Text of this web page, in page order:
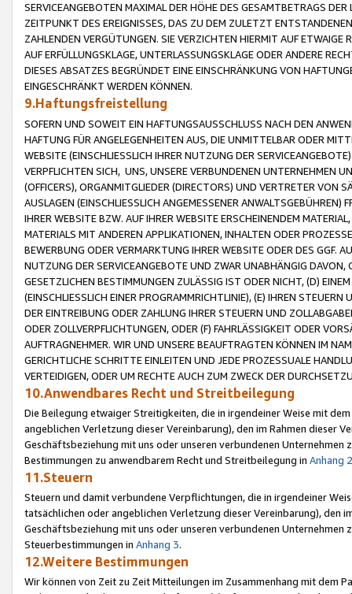
SERVICEANGEBOTEN MAXIMAL DER HÖHE DES GESAMTBETRAGS
ZEITPUNKT DES EREIGNISSES, DAS ZU DEM ZULETZT
ZAHLENDEN VERGÜTUNGEN. SIE VERZICHTEN HIERMIT AUF
AUF ERFÜLLUNGSKLAGE, UNTERLASSUNGSKLAGE ODER ANDERE
DIESES ABSATZES BEGRÜNDET EINE EINSCHRÄNKUNG VON
EINGESCHRÄNKT WERDEN KÖNNEN.
9.Haftungsfreistellung
SOFERN UND SOWEIT EIN HAFTUNGSAUSSCHLUSS NACH DEN
HAFTUNG FÜR ANGELEGENHEITEN AUS, DIE UNMITTELBAR ODER
WEBSITE (EINSCHLIESSLICH IHRER NUTZUNG DER
VERPFLICHTEN SICH, UNS, UNSERE VERBUNDENEN UNTERNEHMEN
(OFFICERS), ORGANMITGLIEDER (DIRECTORS) UND VERTRETER VON
AUSLAGEN (EINSCHLIESSLICH ANGEMESSENER
IHRER WEBSITE BZW. AUF IHRER WEBSITE ERSCHEINENDEM
MATERIALS MIT ANDEREN APPLIKATIONEN, INHALTEN ODER
BEWERBUNG ODER VERMARKTUNG IHRER WEBSITE ODER DES GGF.
NUTZUNG DER SERVICEANGEBOTE UND ZWAR UNABHÄNGIG
GESETZLICHEN BESTIMMUNGEN ZULÄSSIG IST ODER NICHT, (D)
(EINSCHLIESSLICH EINER PROGRAMMRICHTLINIE), (E) IHREN
DER EINTREIBUNG ODER ZAHLUNG IHRER STEUERN UND
ODER ZOLLVERPFLICHTUNGEN, ODER (F) FAHRLÄSSIGKEIT ODER
AUFTRAGNEHMER. WIR UND UNSERE BEAUFTRAGTEN KÖNNEN IM
GERICHTLICHE SCHRITTE EINLEITEN UND JEDE PROZESSUALE
VERTEIDIGEN, ODER UM RECHTE AUCH ZUM ZWECK DER
10.Anwendbares Recht und Streitbeilegung
Die Beilegung etwaiger Streitigkeiten, die in irgendeiner Weise mit
angeblichen Verletzung dieser Vereinbarung), den im Rahmen dieser
Geschäftsbeziehung mit uns oder unseren verbundenen
Bestimmungen zu anwendbarem Recht und Streitbeilegung in Anhang 2
11.Steuern
Steuern und damit verbundene Verpflichtungen, die in irgendeiner
tatsächlichen oder angeblichen Verletzung dieser Vereinbarung), den
Geschäftsbeziehung mit uns oder unseren verbundenen
Steuerbestimmungen in Anhang 3.
12.Weitere Bestimmungen
Wir können von Zeit zu Zeit Mitteilungen im Zusammenhang mit dem